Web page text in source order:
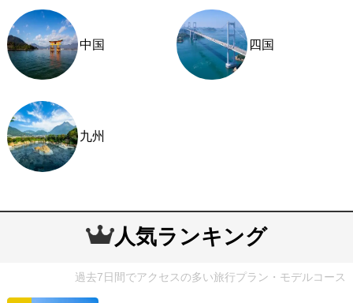
中国 四国
九州
人気ランキング
過去7日間でアクセスの多い旅行プラン・モデルコース